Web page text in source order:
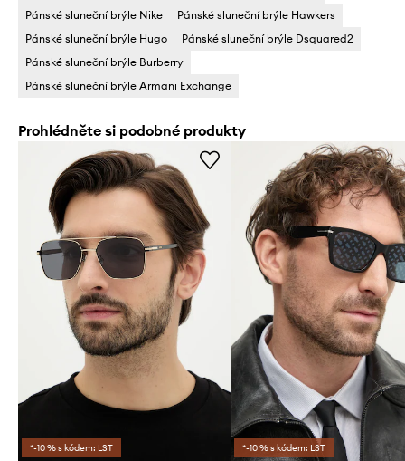
Pánské sluneční brýle Nike
Pánské sluneční brýle Hawkers
Pánské sluneční brýle Hugo
Pánské sluneční brýle Dsquared2
Pánské sluneční brýle Burberry
Pánské sluneční brýle Armani Exchange
Prohlédněte si podobné produkty
*-10 % s kódem: LST *-10 % s kódem: LST